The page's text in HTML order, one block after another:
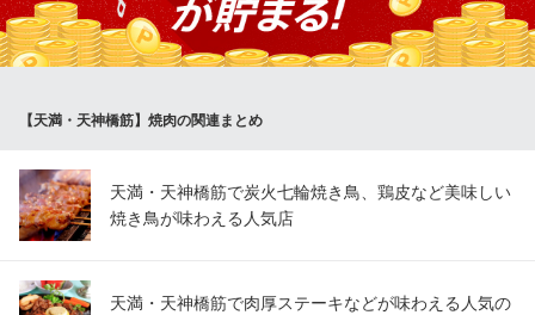
焼肉 じゃけぇ 天六本店
大阪府大阪市北区長柄中1-4-9
【天満・天神橋筋】焼肉の関連まとめ
天満・天神橋筋で炭火七輪焼き鳥、鶏皮など美味しい
焼き鳥が味わえる人気店
天満・天神橋筋で肉厚ステーキなどが味わえる人気の